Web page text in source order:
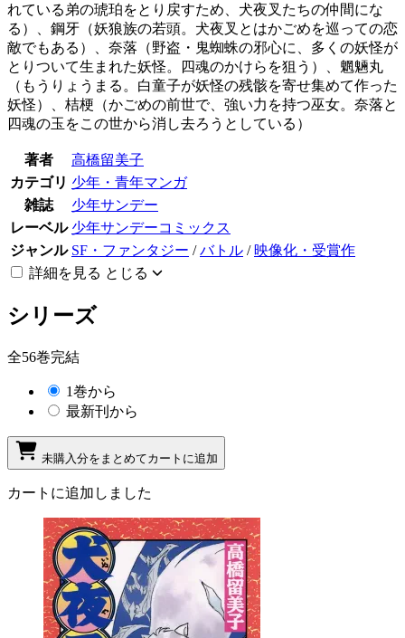
れている弟の琥珀をとり戻すため、犬夜叉たちの仲間にな
る）、鋼牙（妖狼族の若頭。犬夜叉とはかごめを巡っての恋
敵でもある）、奈落（野盗・鬼蜘蛛の邪心に、多くの妖怪が
とりついて生まれた妖怪。四魂のかけらを狙う）、魍魎丸
（もうりょうまる。白童子が妖怪の残骸を寄せ集めて作った
妖怪）、桔梗（かごめの前世で、強い力を持つ巫女。奈落と
四魂の玉をこの世から消し去ろうとしている）
著者
高橋留美子
カテゴリ 少年・青年マンガ
雑誌
少年サンデー
レーベル 少年サンデーコミックス
ジャンル SF・ファンタジー /バトル / 映像化・受賞作
詳細を見る とじる
シリーズ
全56巻完結
1巻から
最新刊から
未購入分をまとめてカートに追加
カートに追加しました